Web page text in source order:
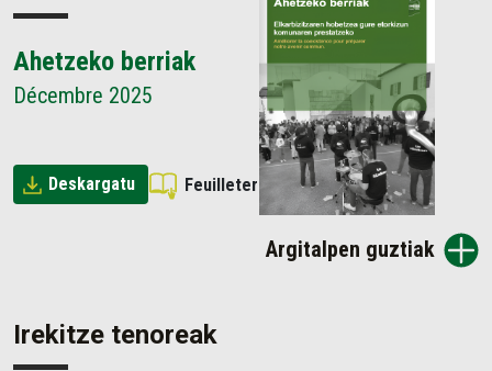
Ahetzeko berriak
Décembre 2025
Deskargatu Feuilleter
Argitalpen guztiak
Irekitze tenoreak